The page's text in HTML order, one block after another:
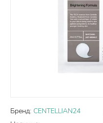
Бренд: CENTELLIAN24